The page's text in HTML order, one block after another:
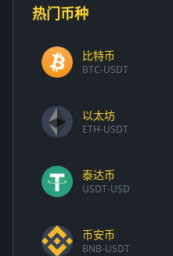
热门币种
比特币
BTC-USDT
以太坊
ETH-USDT
泰达币
USDT-USD
币安币
BNB-USDT